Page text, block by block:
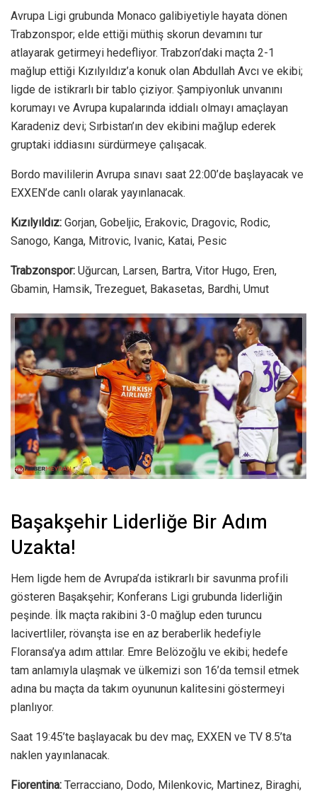
Avrupa Ligi grubunda Monaco galibiyetiyle hayata dönen
Trabzonspor; elde ettiği müthiş skorun devamını tur
atlayarak getirmeyi hedefliyor. Trabzon’daki maçta 2-1
mağlup ettiği Kızılyıldız’a konuk olan Abdullah Avcı ve ekibi;
ligde de istikrarlı bir tablo çiziyor. Şampiyonluk unvanını
korumayı ve Avrupa kupalarında iddialı olmayı amaçlayan
Karadeniz devi; Sırbistan’ın dev ekibini mağlup ederek
gruptaki iddiasını sürdürmeye çalışacak.
Bordo mavililerin Avrupa sınavı saat 22:00’de başlayacak ve
EXXEN’de canlı olarak yayınlanacak.
Kızılyıldız: Gorjan, Gobeljic, Erakovic, Dragovic, Rodic,
Sanogo, Kanga, Mitrovic, Ivanic, Katai, Pesic
Trabzonspor: Uğurcan, Larsen, Bartra, Vitor Hugo, Eren,
Gbamin, Hamsik, Trezeguet, Bakasetas, Bardhi, Umut
Başakşehir Liderliğe Bir Adım
Uzakta!
Hem ligde hem de Avrupa’da istikrarlı bir savunma profili
gösteren Başakşehir; Konferans Ligi grubunda liderliğin
peşinde. İlk maçta rakibini 3-0 mağlup eden turuncu
lacivertliler, rövanşta ise en az beraberlik hedefiyle
Floransa’ya adım attılar. Emre Belözoğlu ve ekibi; hedefe
tam anlamıyla ulaşmak ve ülkemizi son 16’da temsil etmek
adına bu maçta da takım oyununun kalitesini göstermeyi
planlıyor.
Saat 19:45’te başlayacak bu dev maç, EXXEN ve TV 8.5’ta
naklen yayınlanacak.
Fiorentina: Terracciano, Dodo, Milenkovic, Martinez, Biraghi,